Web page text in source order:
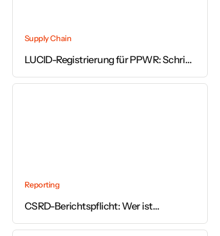
Supply Chain
LUCID-Registrierung für PPWR: Schritt
Reporting
CSRD-Berichtspflicht: Wer ist